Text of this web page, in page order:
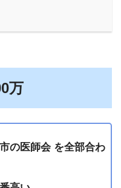
万
の医師会 を全部合わ